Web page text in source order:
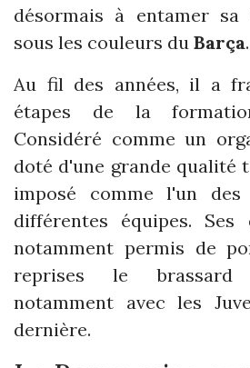
désormais à entamer sa
sous les couleurs du Barça.
Au fil des années, il a
étapes de la
Considéré comme un
doté d'une grande qualité
imposé comme l'un
différentes équipes.
notamment permis de
reprises le brassard
notamment avec les
dernière.